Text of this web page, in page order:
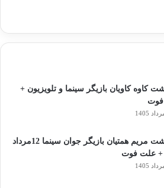
کاوه کاویان بازیگر سینما و تلویزیون +
درگذشت مریم همتیان بازیگر جوان سینما 12مرداد